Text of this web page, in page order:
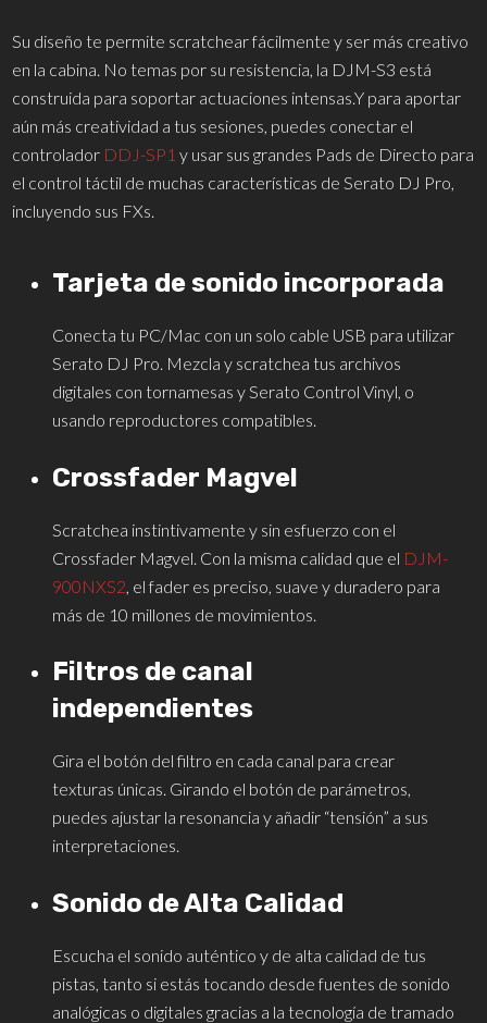
Su diseño te permite scratchear fácilmente y ser más creativo
en la cabina. No temas por su resistencia, la DJM-S3 está
construida para soportar actuaciones intensas.Y para aportar
aún más creatividad a tus sesiones, puedes conectar el
controlador DDJ-SP1 y usar sus grandes Pads de Directo para
el control táctil de muchas características de Serato DJ Pro,
incluyendo sus FXs.
Tarjeta de sonido incorporada
Conecta tu PC/Mac con un solo cable USB para utilizar
Serato DJ Pro. Mezcla y scratchea tus archivos
digitales con tornamesas y Serato Control Vinyl, o
usando reproductores compatibles.
Crossfader Magvel
Scratchea instintivamente y sin esfuerzo con el
Crossfader Magvel. Con la misma calidad que el DJM-
900NXS2, el fader es preciso, suave y duradero para
más de 10 millones de movimientos.
Filtros de canal
independientes
Gira el botón del filtro en cada canal para crear
texturas únicas. Girando el botón de parámetros,
puedes ajustar la resonancia y añadir “tensión” a sus
interpretaciones.
Sonido de Alta Calidad
Escucha el sonido auténtico y de alta calidad de tus
pistas, tanto si estás tocando desde fuentes de sonido
analógicas o digitales gracias a la tecnología de tramado